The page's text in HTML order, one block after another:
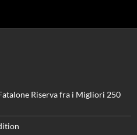
Riserva fra i Migliori 250